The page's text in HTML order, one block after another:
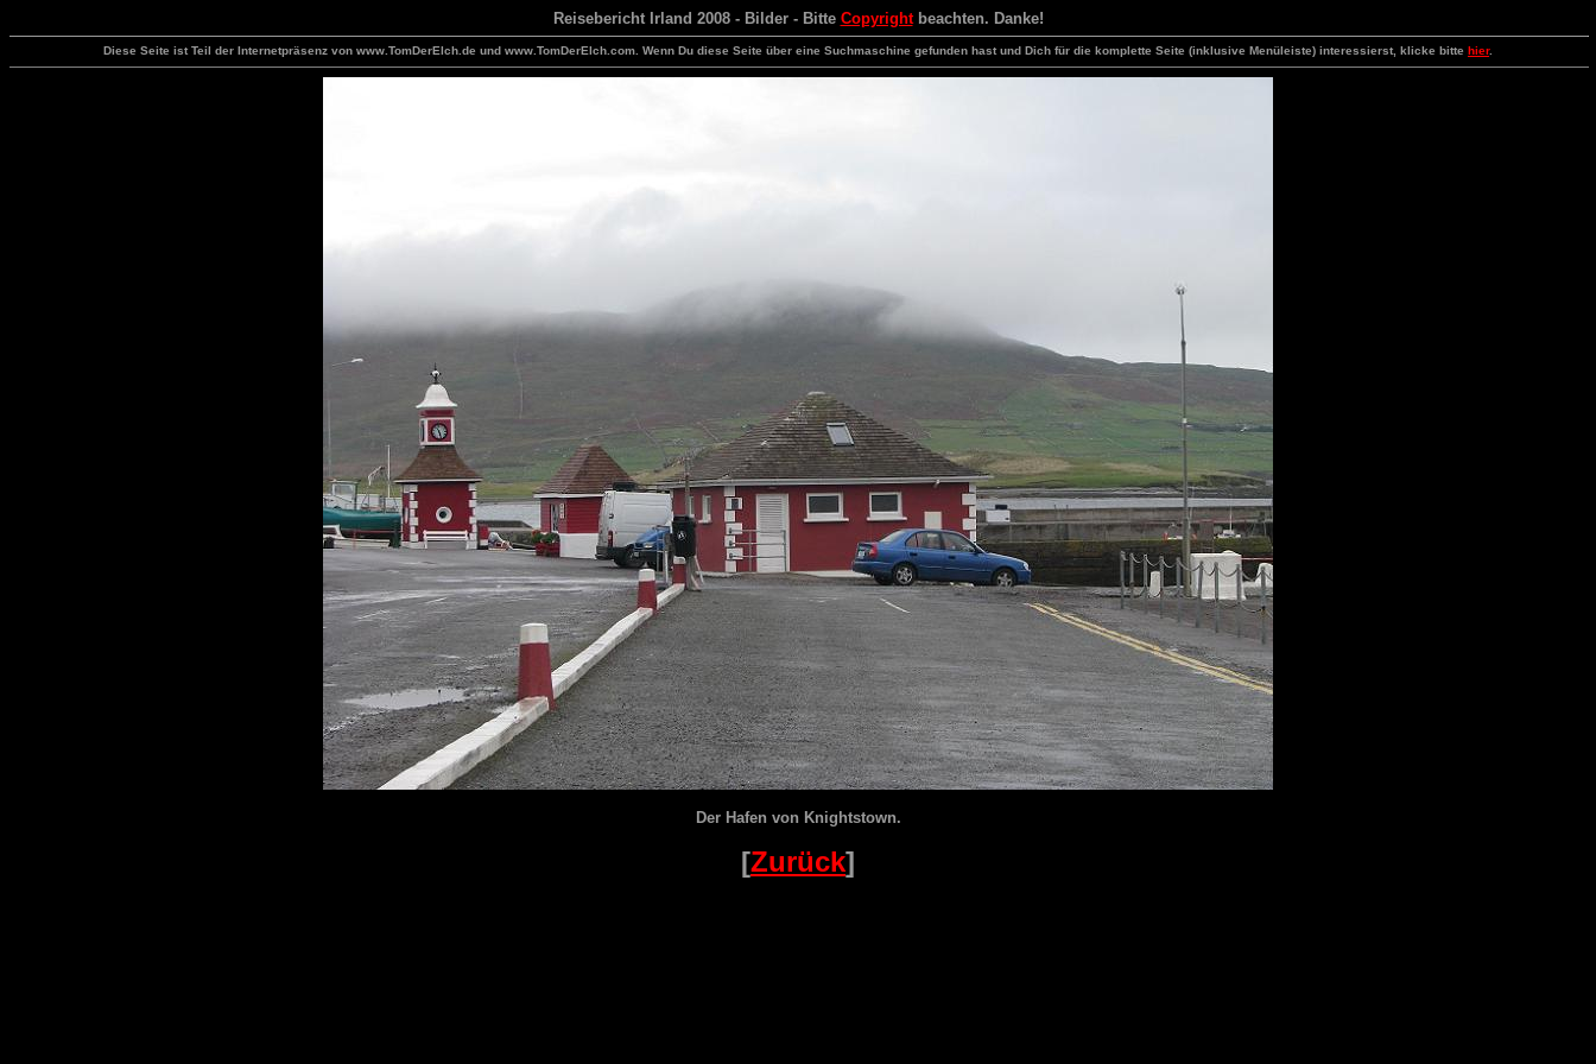
Reisebericht Irland 2008 - Bilder - Bitte Copyrightbeachten. Danke!
Diese Seite ist Teil der Internetpräsenz von www.TomDerElch.de und www.TomDerElch.com. Wenn Du diese Seite über eine Suchmaschine gefunden hast und Dich für die komplette Seite (inklusive Menüleiste) interessierst, klicke bitte hier.
Der Hafen von Knightstown.
[Zurück]